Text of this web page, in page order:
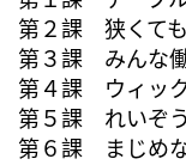
第２課 狭くても
第３課 みんな
第４課 ウィッ
第５課 れいぞ
第６課 まじめ